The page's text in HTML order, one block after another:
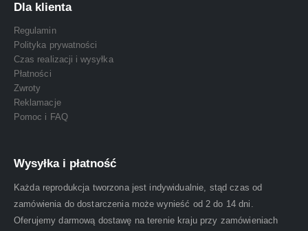
Dla klienta
Regulamin
Polityka prywatności
Czas realizacji i wysyłka
Płatności
Zwroty
Reklamacje
Pomoc i FAQ
Wysyłka i płatność
Każda reprodukcja tworzona jest indywidualnie, stąd czas od
zamówienia do dostarczenia może wynieść od 2 do 14 dni.
Oferujemy darmową dostawę na terenie kraju przy zamówieniach